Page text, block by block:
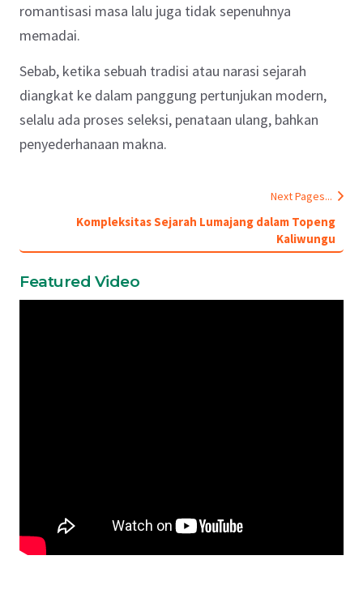
romantisasi masa lalu juga tidak sepenuhnya
memadai.
Sebab, ketika sebuah tradisi atau narasi sejarah
diangkat ke dalam panggung pertunjukan modern,
selalu ada proses seleksi, penataan ulang, bahkan
penyederhanaan makna.
Next Pages...
Kompleksitas Sejarah Lumajang dalam Topeng
Kaliwungu
Featured Video